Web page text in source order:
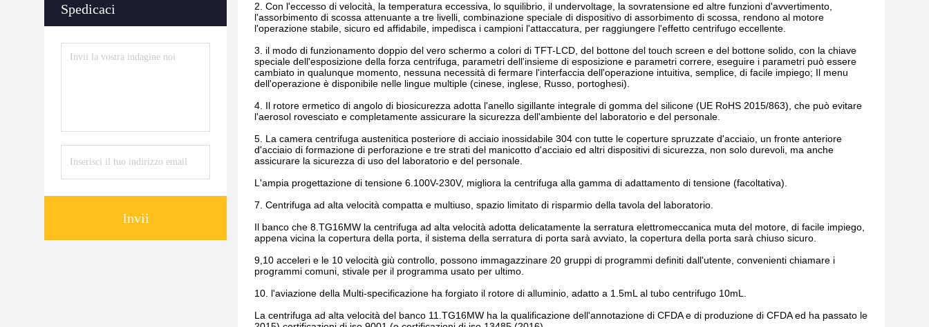
Spedicaci
Invii
2. Con l'eccesso di velocità, la temperatura eccessiva, lo squilibrio, il undervoltage, la sovratensione ed altre funzioni d'avvertimento,
l'assorbimento di scossa attenuante a tre livelli, combinazione speciale di dispositivo di assorbimento di scossa, rendono al motore
l'operazione stabile, sicuro ed affidabile, impedisca i campioni l'attaccatura, per raggiungere l'effetto centrifugo eccellente.
3. il modo di funzionamento doppio del vero schermo a colori di TFT-LCD, del bottone del touch screen e del bottone solido, con la chiave
speciale dell'esposizione della forza centrifuga, parametri dell'insieme di esposizione e parametri correre, eseguire i parametri può essere
cambiato in qualunque momento, nessuna necessità di fermare l'interfaccia dell'operazione intuitiva, semplice, di facile impiego; Il menu
dell'operazione è disponibile nelle lingue multiple (cinese, inglese, Russo, portoghesi).
4. Il rotore ermetico di angolo di biosicurezza adotta l'anello sigillante integrale di gomma del silicone (UE RoHS 2015/863), che può evitare
l'aerosol rovesciato e completamente assicurare la sicurezza dell'ambiente del laboratorio e del personale.
5. La camera centrifuga austenitica posteriore di acciaio inossidabile 304 con tutte le coperture spruzzate d'acciaio, un fronte anteriore
d'acciaio di formazione di perforazione e tre strati del manicotto d'acciaio ed altri dispositivi di sicurezza, non solo durevoli, ma anche
assicurare la sicurezza di uso del laboratorio e del personale.
L'ampia progettazione di tensione 6.100V-230V, migliora la centrifuga alla gamma di adattamento di tensione (facoltativa).
7. Centrifuga ad alta velocità compatta e multiuso, spazio limitato di risparmio della tavola del laboratorio.
Il banco che 8.TG16MW la centrifuga ad alta velocità adotta delicatamente la serratura elettromeccanica muta del motore, di facile impiego,
appena vicina la copertura della porta, il sistema della serratura di porta sarà avviato, la copertura della porta sarà chiuso sicuro.
9,10 acceleri e le 10 velocità giù controllo, possono immagazzinare 20 gruppi di programmi definiti dall'utente, convenienti chiamare i
programmi comuni, stivale per il programma usato per ultimo.
10. l'aviazione della Multi-specificazione ha forgiato il rotore di alluminio, adatto a 1.5mL al tubo centrifugo 10mL.
La centrifuga ad alta velocità del banco 11.TG16MW ha la qualificazione dell'annotazione di CFDA e di produzione di CFDA ed ha passato le